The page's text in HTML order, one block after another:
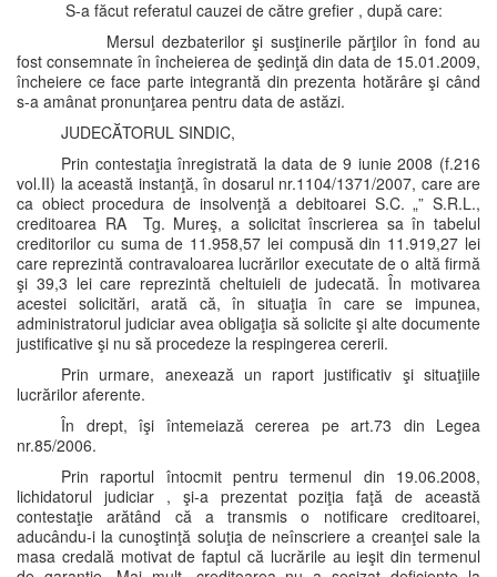
S-a făcut referatul cauzei de către grefier , după care:
Mersul dezbaterilor şi susţinerile părţilor în fond au
fost consemnate în încheierea de şedinţă din data de 15.01.2009,
încheiere ce face parte integrantă din prezenta hotărâre şi când
s-a amânat pronunţarea pentru data de astăzi.
JUDECĂTORUL SINDIC,
Prin contestaţia înregistrată la data de 9 iunie 2008 (f.216
vol.II) la această instanţă, în dosarul nr.1104/1371/2007, care are
ca obiect procedura de insolvenţă a debitoarei S.C. „” S.R.L.,
creditoarea RA Tg. Mureş, a solicitat înscrierea sa în tabelul
creditorilor cu suma de 11.958,57 lei compusă din 11.919,27 lei
care reprezintă contravaloarea lucrărilor executate de o altă firmă
şi 39,3 lei care reprezintă cheltuieli de judecată. În motivarea
acestei solicitări, arată că, în situaţia în care se impunea,
administratorul judiciar avea obligaţia să solicite şi alte documente
justificative şi nu să procedeze la respingerea cererii.
Prin urmare, anexează un raport justificativ şi situaţiile
lucrărilor aferente.
În drept, îşi întemeiază cererea pe art.73 din Legea
nr.85/2006.
Prin raportul întocmit pentru termenul din 19.06.2008,
lichidatorul judiciar , şi-a prezentat poziţia faţă de această
contestaţie arătând că a transmis o notificare creditoarei,
aducându-i la cunoştinţă soluţia de neînscriere a creanţei sale la
masa credală motivat de faptul că lucrările au ieşit din termenul